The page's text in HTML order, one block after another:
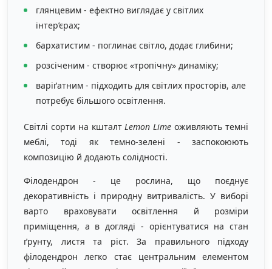
глянцевим - ефектно виглядає у світлих
інтер’єрах;
бархатистим - поглинає світло, додає глибини;
розсіченим - створює «тропічну» динаміку;
варіґатним - підходить для світлих просторів, але
потребує більшого освітлення.
Світлі сорти на кшталтLemon Lime оживляють темні
меблі, тоді як темно-зелені - заспокоюють
композицію й додають солідності.
Філодендрон - це рослина, що поєднує
декоративність і природну витривалість. У виборі
варто враховувати освітлення й розміри
приміщення, а в догляді - орієнтуватися на стан
ґрунту, листя та ріст. За правильного підходу
філодендрон легко стає центральним елементом